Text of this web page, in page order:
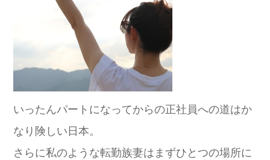
いったんパートになってからの正社員への道はか
なり険しい日本。
さらに私のような転勤族妻はまずひとつの場所に